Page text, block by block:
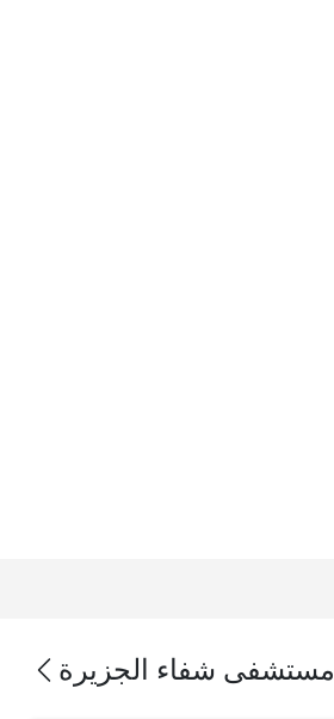
مستشفى شفاء الجزيرة